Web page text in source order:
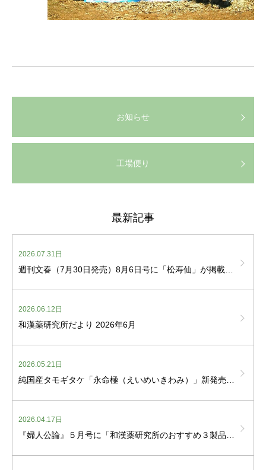
お知らせ
工場便り
最新記事
2026.07.31日
2026.06.12日
和漢薬研究所だより 2026年6月
2026.05.21日
2026.04.17日